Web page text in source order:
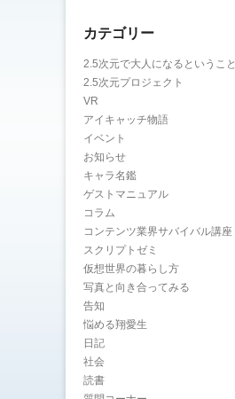
カテゴリー
2.5次元で大人になるということ
2.5次元プロジェクト
VR
アイキャッチ物語
イベント
お知らせ
キャラ名鑑
ゲストマニュアル
コラム
コンテンツ業界サバイバル講座
スクリプトゼミ
仮想世界の暮らし方
写真と向き合ってみる
告知
悩める翔愛生
日記
社会
読書